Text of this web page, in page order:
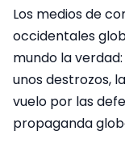
Los medios de
occidentales
mundo la
unos destrozos,
vuelo por las
propaganda